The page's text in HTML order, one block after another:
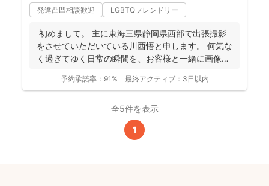
発達凸凹相談歓迎 LGBTQフレンドリー
初めまして。 主に東海三県静岡県西部で出張撮影
をさせていただいている川西悟と申します。 何気な
く過ぎてゆく日常の瞬間を、お客様と一緒に画像と
予約承諾率： 91% 最終アクティブ： 3日以内
全5件を表示
1